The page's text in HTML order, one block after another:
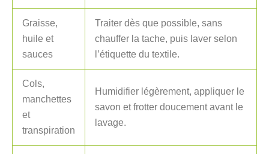
Graisse,
huile et
sauces
Traiter dès que possible, sans
chauffer la tache, puis laver selon
l’étiquette du textile.
Cols,
manchettes
et
transpiration
Humidifier légèrement, appliquer le
savon et frotter doucement avant le
lavage.